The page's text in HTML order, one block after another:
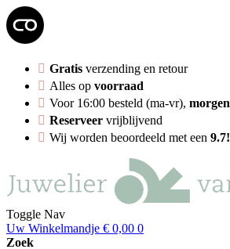
Gratis verzending en retour
Alles op voorraad
Voor 16:00 besteld (ma-vr), morgen
Reserveer vrijblijvend
Wij worden beoordeeld met een 9.7!
Toggle Nav
Uw Winkelmandje € 0,00 0
Zoek